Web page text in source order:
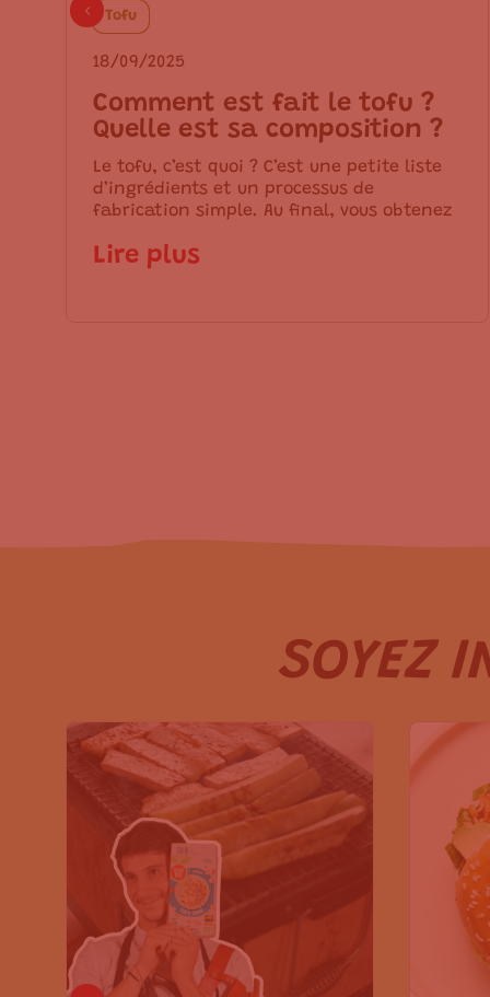
Tofu
18/09/2025
Comment est fait le tofu ?
Quelle est sa composition ?
Le tofu, c’est quoi ? C’est une petite liste
d’ingrédients et un processus de
fabrication simple. Au final, vous obtenez
Lire plus
SOYEZ